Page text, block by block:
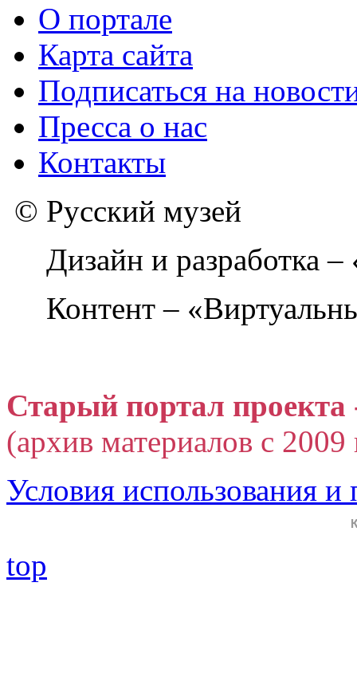
О портале
Карта сайта
Подписаться на
Пресса о нас
Контакты
© Русский музей
Дизайн и разработка
Контент –
Старый портал
(архив материалов с
Условия использования
top